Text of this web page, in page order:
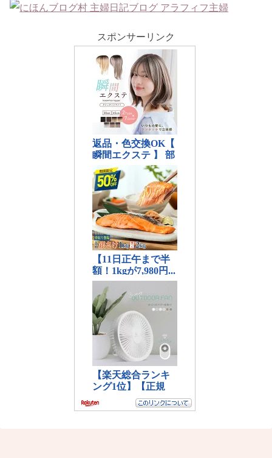
スポンサーリンク